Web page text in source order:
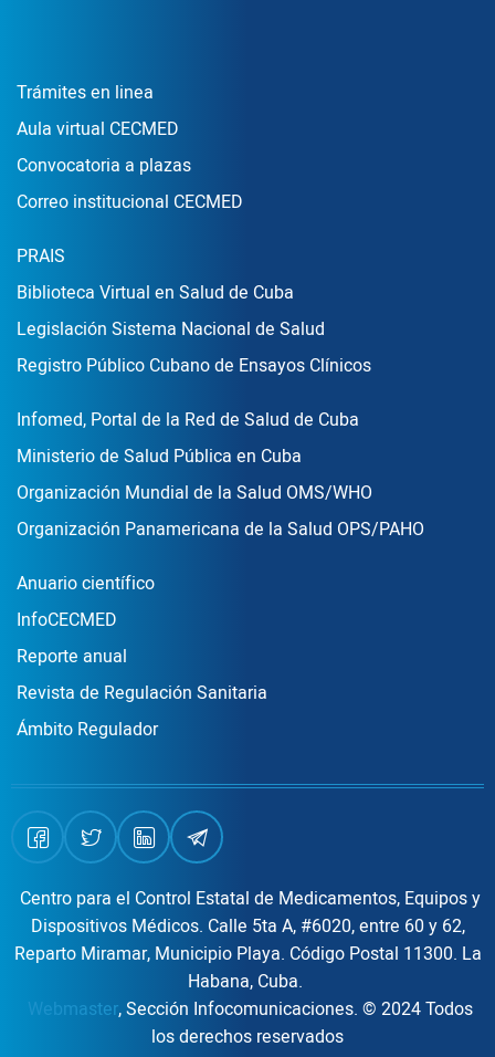
Enlace Footer1
Trámites en linea
Aula virtual CECMED
Convocatoria a plazas
Correo institucional CECMED
Enlace Footer2
PRAIS
Biblioteca Virtual en Salud de Cuba
Legislación Sistema Nacional de Salud
Registro Público Cubano de Ensayos Clínicos
Enlace Footer3
Infomed, Portal de la Red de Salud de Cuba
Ministerio de Salud Pública en Cuba
Organización Mundial de la Salud OMS/WHO
Organización Panamericana de la Salud OPS/PAHO
Publicaciones
Anuario científico
InfoCECMED
Reporte anual
Revista de Regulación Sanitaria
Ámbito Regulador
Centro para el Control Estatal de Medicamentos, Equipos y
Dispositivos Médicos. Calle 5ta A, #6020, entre 60 y 62,
Reparto Miramar, Municipio Playa. Código Postal 11300. La
Habana, Cuba.
Webmaster, Sección Infocomunicaciones. © 2024 Todos
los derechos reservados